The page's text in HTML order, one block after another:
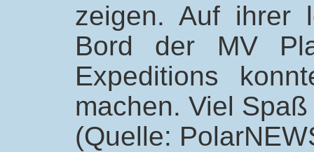
zeigen. Auf ihrer
Bord der MV
Expeditions
machen. Viel
(Quelle: